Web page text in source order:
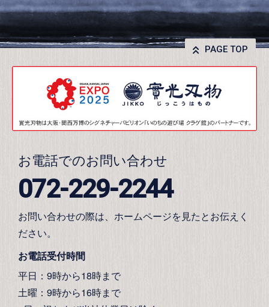
PAGE TOP
お電話でのお問い合わせ
072-229-2244
お問い合わせの際は、ホームページを見たとお伝えく
ださい。
お電話受付時間
平日：9時から18時まで
土曜：9時から16時まで